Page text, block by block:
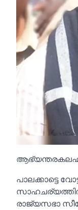
പാലക്കാട്ടെ
രാജ്യസഭാ